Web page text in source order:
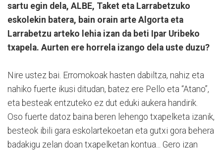
sartu egin dela, ALBE, Taket eta Larrabetzuko
eskolekin batera, bain orain arte Algorta eta
Larrabetzu arteko lehia izan da beti Ipar Uribeko
txapela. Aurten ere horrela izango dela uste duzu?
Nire ustez bai. Erromokoak hasten dabiltza, nahiz eta
nahiko fuerte ikusi ditudan, batez ere Pello eta “Atano”,
eta besteak entzuteko ez dut eduki aukera handirik.
Oso fuerte datoz baina beren lehengo txapelketa izanik,
besteok ibili gara eskolartekoetan eta gutxi gora behera
badakigu zelan doan txapelketan kontua... Gero izan